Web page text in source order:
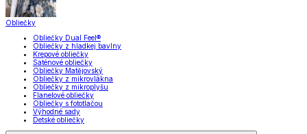
Obliečky
Obliečky Dual Feel®
Obliečky z hladkej bavlny
Krepové obliečky
Saténové obliečky
Obliečky Matějovský
Obliečky z mikrovlákna
Obliečky z mikroplyšu
Flanelové obliečky
Obliečky s fototlačou
Výhodné sady
Detské obliečky